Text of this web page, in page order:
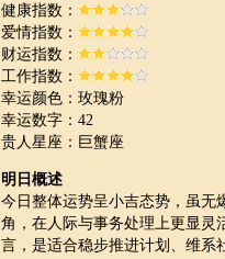
健康指数：
爱情指数：
财运指数：
工作指数：
幸运颜色：玫瑰粉
幸运数字：42
贵人星座：巨蟹座
明日概述
今日整体运势呈小吉态势，虽无
角，在人际与事务处理上更显灵
言，是适合稳步推进计划、维系